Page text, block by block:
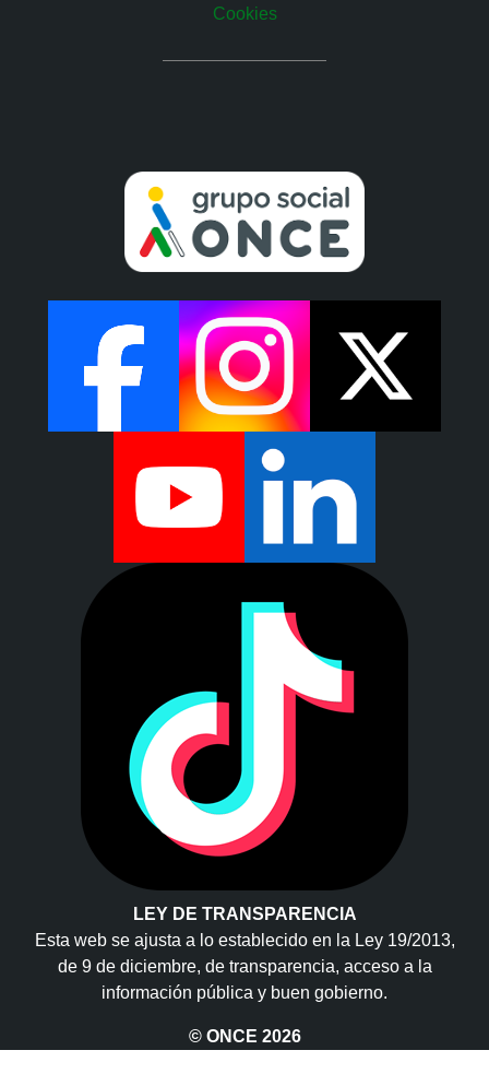
Cookies
LEY DE TRANSPARENCIA
Esta web se ajusta a lo establecido en la Ley 19/2013,
de 9 de diciembre, de transparencia, acceso a la
información pública y buen gobierno.
© ONCE 2026